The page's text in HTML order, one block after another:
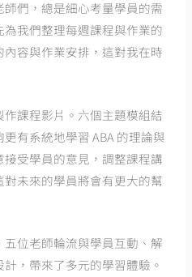
們，總是細心考量學員的需
我們整理每週課程與作業的
容與作業安排，這對我在時
課程影片。六個主題模組結
有系統地學習 ABA 的理論與
受學員的意見，調整課程講
未來的學員將會有更大的幫
位老師輪流與學員互動、解
，帶來了多元的學習體驗。